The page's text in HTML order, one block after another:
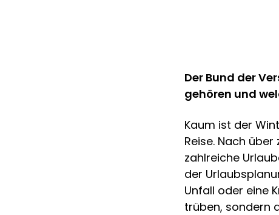
Der Bund der
gehören und
Kaum ist der
Reise. Nach
zahlreiche
der
Unfall oder eine
trüben, sondern